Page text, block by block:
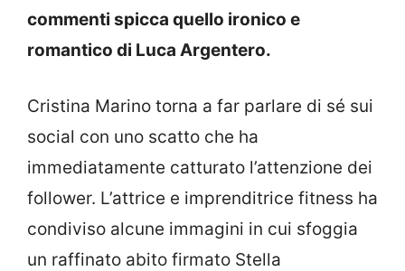
commenti spicca quello ironico e
romantico di Luca Argentero.
Cristina Marino torna a far parlare di sé sui
social con uno scatto che ha
immediatamente catturato l’attenzione dei
follower. L’attrice e imprenditrice fitness ha
condiviso alcune immagini in cui sfoggia
un raffinato abito firmato Stella